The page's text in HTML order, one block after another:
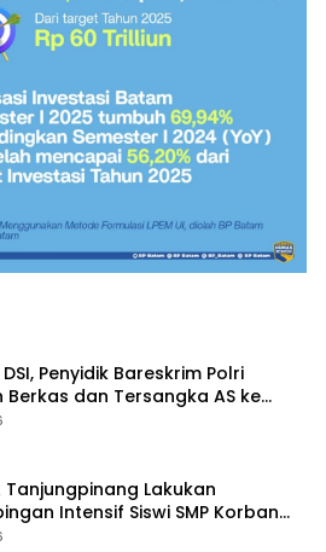
Penyidik Bareskrim Polri
Berkas dan Tersangka AS ke
Tanjungpinang Lakukan
Intensif Siswi SMP Korban